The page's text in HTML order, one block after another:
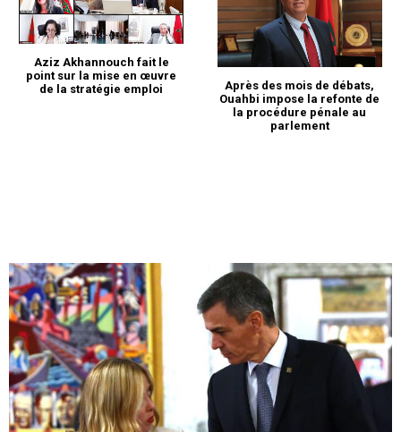
Aziz Akhannouch fait le
point sur la mise en œuvre
de la stratégie emploi
Après des mois de débats,
Ouahbi impose la refonte de
la procédure pénale au
parlement